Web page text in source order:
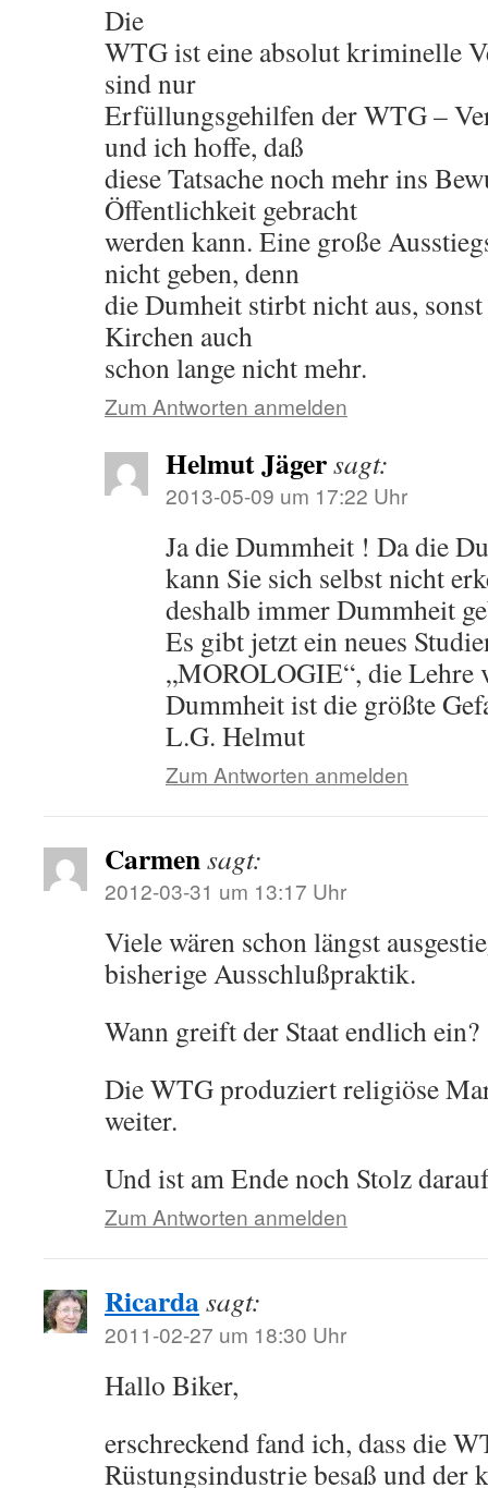
Die
WTG ist eine absolut kriminelle
sind nur
Erfüllungsgehilfen der WTG –
und ich hoffe, daß
diese Tatsache noch mehr ins
Öffentlichkeit gebracht
werden kann. Eine große
nicht geben, denn
die Dumheit stirbt nicht aus, sonst
Kirchen auch
schon lange nicht mehr.
Zum Antworten anmelden
Helmut Jägersagt:
2013-05-09 um 17:22 Uhr
Ja die Dummheit ! Da die
kann Sie sich selbst nicht
deshalb immer Dummheit
Es gibt jetzt ein neues
„MOROLOGIE“, die Lehre
Dummheit ist die größte
L.G. Helmut
Zum Antworten anmelden
Carmensagt:
2012-03-31 um 13:17 Uhr
Viele wären schon längst
bisherige Ausschlußpraktik.
Wann greift der Staat endlich ein?
Die WTG produziert religiöse
weiter.
Und ist am Ende noch Stolz
Zum Antworten anmelden
Ricardasagt:
2011-02-27 um 18:30 Uhr
Hallo Biker,
erschreckend fand ich, dass die
Rüstungsindustrie besaß und der